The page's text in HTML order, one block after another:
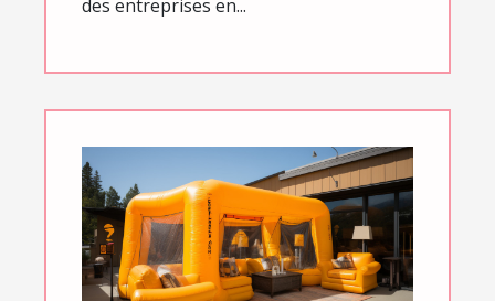
des entreprises en...